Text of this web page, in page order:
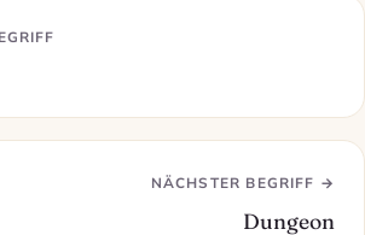
NÄCHSTER BEGRIFF →
Dungeon